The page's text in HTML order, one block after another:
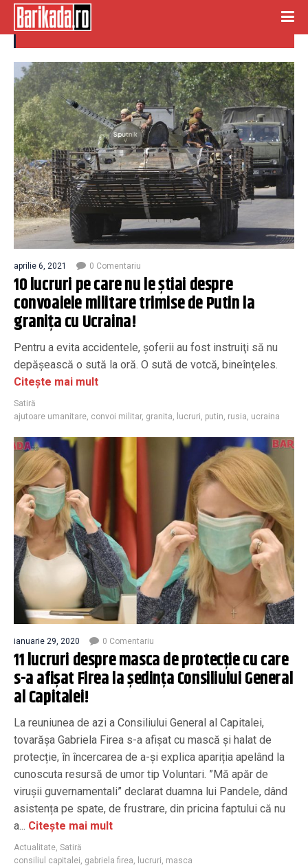
lucruri
aprilie 6, 2021 0 Comentariu
10 lucruri pe care nu le știai despre
convoaiele militare trimise de Putin la
granița cu Ucraina!
Pentru a evita accidentele, şoferii au fost instruiţi să nu
depăşească o sută la oră. O sută de votcă, bineînţeles.
Citește mai mult
Satiră
ajutoare umanitare, convoi militar, granita, lucruri, putin, rusia, ucraina
ianuarie 29, 2020 0 Comentariu
11 lucruri despre masca de protecție cu care
s-a afișat Firea la ședința Consiliului General
al Capitalei!
La reuniunea de azi a Consiliului General al Capitalei,
tovarășa Gabriela Firea s-a afișat cu mască și halat de
protecție, în încercarea de a-și explica apariția apelând la
cunoscuta resursă de umor tip Voluntari. ”Mă apăr de
virușii guvernamentali” declarat duamna lui Pandele, dând
asistența pe spate, de frustrare, din pricina faptului că nu
a... Citește mai mult
Actualitate, Satiră
consiliul capitalei, gabriela firea, lucruri, masca